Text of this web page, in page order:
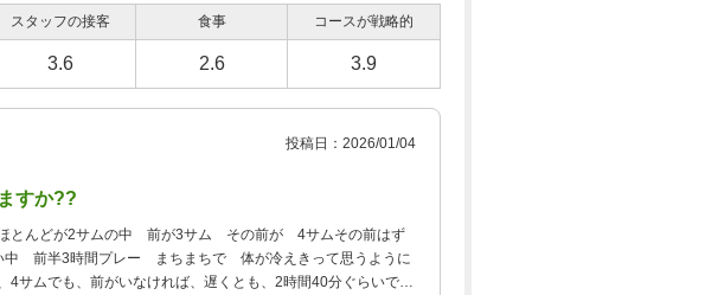
スタッフの接客 食事 コースが戦略的
3.6 2.6 3.9
投稿日：2026/01/04
すか??
ほとんどが2サムの中 前が3サム その前が 4サムその前はず
中 前半3時間プレー まちまちで 体が冷えきって思うように
4サムでも、前がいなければ、遅くとも、2時間40分ぐらいで、